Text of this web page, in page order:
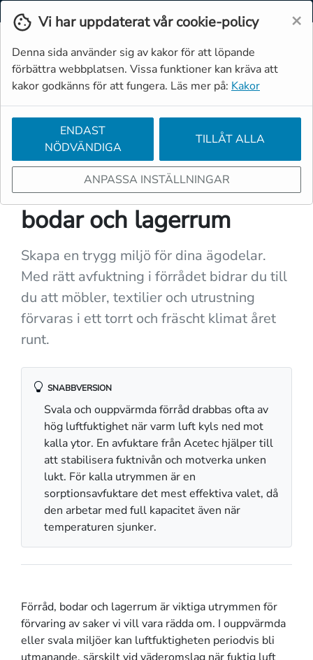
Vi har uppdaterat vår cookie-policy ×
Denna sida använder sig av kakor för att löpande
förbättra webbplatsen. Vissa funktioner kan kräva att
kakor godkänns för att fungera. Läs mer på: Kakor
ENDAST
NÖDVÄNDIGA
TILLÅT ALLA
ANPASSA INSTÄLLNINGAR
Svenska
← FLER APPLIKATIONER
Avfuktare för förråd,
bodar och lagerrum
Skapa en trygg miljö för dina ägodelar.
Med rätt avfuktning i förrådet bidrar du till
du att möbler, textilier och utrustning
förvaras i ett torrt och fräscht klimat året
runt.
SNABBVERSION
Svala och ouppvärmda förråd drabbas ofta av
hög luftfuktighet när varm luft kyls ned mot
kalla ytor. En avfuktare från Acetec hjälper till
att stabilisera fuktnivån och motverka unken
lukt. För kalla utrymmen är en
sorptionsavfuktare det mest effektiva valet, då
den arbetar med full kapacitet även när
temperaturen sjunker.
Förråd, bodar och lagerrum är viktiga utrymmen för
förvaring av saker vi vill vara rädda om. I ouppvärmda
eller svala miljöer kan luftfuktigheten periodvis bli